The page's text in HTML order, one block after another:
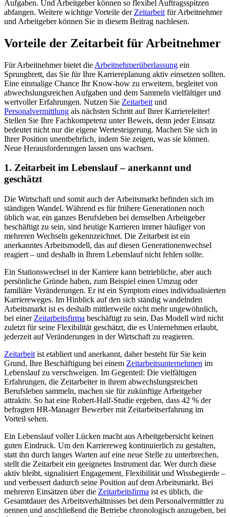
Aufgaben. Und Arbeitgeber können so flexibel Auftragsspitzen
abfangen. Weitere wichtige Vorteile der Zeitarbeit für Arbeitnehmer
und Arbeitgeber können Sie in diesem Beitrag nachlesen.
Vorteile der Zeitarbeit für Arbeitnehmer
Für Arbeitnehmer bietet die Arbeitnehmerüberlassung ein
Sprungbrett, das Sie für Ihre Karriereplanung aktiv einsetzen sollten.
Eine einmalige Chance Ihr Know-how zu erweitern, begleitet von
abwechslungsreichen Aufgaben und dem Sammeln vielfältiger und
wertvoller Erfahrungen. Nutzen Sie Zeitarbeit und
Personalvermittlung als nächsten Schritt auf Ihrer Karriereleiter!
Stellen Sie Ihre Fachkompetenz unter Beweis, denn jeder Einsatz
bedeutet nicht nur die eigene Wertesteigerung. Machen Sie sich in
Ihrer Position unentbehrlich, indem Sie zeigen, was sie können.
Neue Herausforderungen lassen uns wachsen.
1. Zeitarbeit im Lebenslauf – anerkannt und
geschätzt
Die Wirtschaft und somit auch der Arbeitsmarkt befinden sich im
ständigen Wandel. Während es für frühere Generationen noch
üblich war, ein ganzes Berufsleben bei demselben Arbeitgeber
beschäftigt zu sein, sind heutige Karrieren immer häufiger von
mehreren Wechseln gekennzeichnet. Die Zeitarbeit ist ein
anerkanntes Arbeitsmodell, das auf diesen Generationenwechsel
reagiert – und deshalb in Ihrem Lebenslauf nicht fehlen sollte.
Ein Stationswechsel in der Karriere kann betriebliche, aber auch
persönliche Gründe haben, zum Beispiel einen Umzug oder
familiäre Veränderungen. Er ist ein Symptom eines individualisierten
Karriereweges. Im Hinblick auf den sich ständig wandelnden
Arbeitsmarkt ist es deshalb mittlerweile nicht mehr ungewöhnlich,
bei einer Zeitarbeitsfirma beschäftigt zu sein. Das Modell wird nicht
zuletzt für seine Flexibilität geschätzt, die es Unternehmen erlaubt,
jederzeit auf Veränderungen in der Wirtschaft zu reagieren.
Zeitarbeit ist etabliert und anerkannt, daher besteht für Sie kein
Grund, Ihre Beschäftigung bei einem Zeitarbeitsunternehmen im
Lebenslauf zu verschweigen. Im Gegenteil: Die vielfältigen
Erfahrungen, die Zeitarbeiter in ihrem abwechslungsreichen
Berufsleben sammeln, machen sie für zukünftige Arbeitgeber
attraktiv. So hat eine Robert-Half-Studie ergeben, dass 42 % der
befragten HR-Manager Bewerber mit Zeitarbeitserfahrung im
Vorteil sehen.
Ein Lebenslauf voller Lücken macht aus Arbeitgebersicht keinen
guten Eindruck. Um den Karriereweg kontinuierlich zu gestalten,
statt ihn durch langes Warten auf eine neue Stelle zu unterbrechen,
stellt die Zeitarbeit ein geeignetes Instrument dar. Wer durch diese
aktiv bleibt, signalisiert Engagement, Flexibilität und Wissbegierde –
und verbessert dadurch seine Position auf dem Arbeitsmarkt. Bei
mehreren Einsätzen über die Zeitarbeitsfirma ist es üblich, die
Gesamtdauer des Arbeitsverhältnisses bei dem Personalvermittler zu
nennen und anschließend die Betriebe chronologisch anzugeben, bei